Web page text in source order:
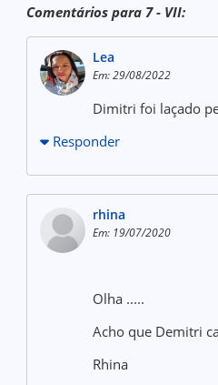
Comentários para 7 - VII:
Lea
Em: 29/08/2022
Dimitri foi laçado
Responder
rhina
Em: 19/07/2020
Olha .....
Acho que Demitri
Rhina